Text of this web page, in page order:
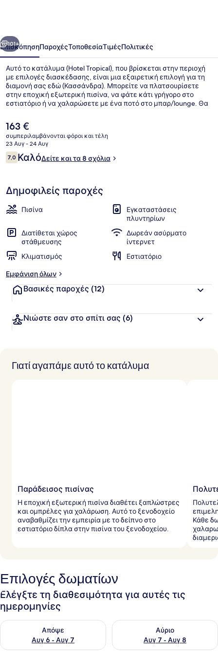
Επόμενο
101+
ΕπισκόπησηΠαροχέςΤοποθεσίαΤιμέςΠολιτικές
Αυτό το κατάλυμα (Hotel Tropical), που βρίσκεται στην περιοχή
με επιλογές διασκέδασης, είναι μια εξαιρετική επιλογή για τη
διαμονή σας εδώ (Κασσάνδρα). Μπορείτε να πλατσουρίσετε
στην εποχική εξωτερική πισίνα, να φάτε κάτι γρήγορο στο
εστιατόριο ή να χαλαρώσετε με ένα ποτό στο μπαρ/lounge. Θα
Η
τρέχουσα
τιμή
είναι
163 €
163 €
συμπεριλαμβάνονται φόροι και τέλη
23 Αυγ - 24 Αυγ
Σχόλια
7,07,0 στα 10
ΚαλόΔείτε και τα 8 σχόλια
Δημοφιλείς παροχές
Πισίνα
Εγκαταστάσεις
πλυντηρίων
Διατίθεται χώρος
στάθμευσης
Δωρεάν ασύρματο
ίντερνετ
Κλιματισμός
Εστιατόριο
Εμφάνιση όλων
Βασικές παροχές (12)
Νιώστε σαν στο σπίτι σας (6)
Γιατί αγαπάμε αυτό το κατάλυμα
Παράδεισος πισίνας
Η εποχική εξωτερική πισίνα διαθέτει ξαπλώστρες
και ομπρέλες για χαλάρωση. Αυτό το ξενοδοχείο
αναβαθμίζει την εμπειρία με το δείπνο στο
εστιατόριο δίπλα στην πισίνα του ξενοδοχείου.
Κάθε
Επιλογές δωματίων
Ελέγξτε τη διαθεσιμότητα για αυτές τις
ημερομηνίες
Απόψε
Αυγ 6 - Αυγ 7
Έλεγχος διαθεσιμότητας για απόψε Αυγ 6 - Αυγ 7
Αύριο
Αυγ 7 - Αυγ 8
Έλεγχος διαθεσιμότητας